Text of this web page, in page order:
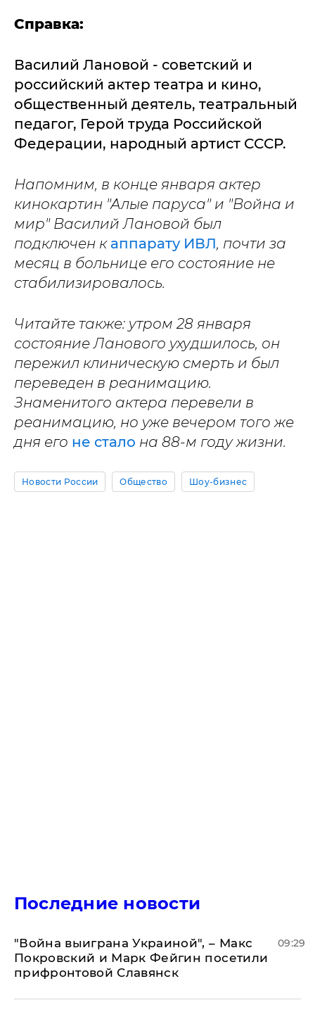
Справка:
Василий Лановой - советский и
российский актер театра и кино,
общественный деятель, театральный
педагог, Герой труда Российской
Федерации, народный артист СССР.
Напомним, в конце января актер
кинокартин "Алые паруса" и "Война и
мир" Василий Лановой был
подключен к аппарату ИВЛ, почти за
месяц в больнице его состояние не
стабилизировалось.
Читайте также: утром 28 января
состояние Ланового ухудшилось, он
пережил клиническую смерть и был
переведен в реанимацию.
Знаменитого актера перевели в
реанимацию, но уже вечером того же
дня его не стало на 88-м году жизни.
Новости России Общество Шоу-бизнес
Последние новости
"Война выиграна Украиной", – Макс
Покровский и Марк Фейгин посетили
прифронтовой Славянск
09:29